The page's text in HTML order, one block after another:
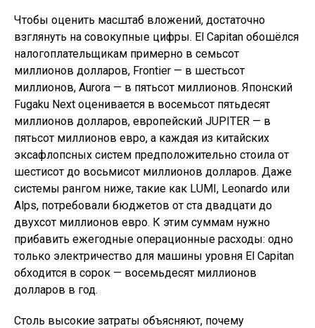
Чтобы оценить масштаб вложений, достаточно
взглянуть на совокупные цифры. El Capitan обошёлся
налогоплательщикам примерно в семьсот
миллионов долларов, Frontier — в шестьсот
миллионов, Aurora — в пятьсот миллионов. Японский
Fugaku Next оценивается в восемьсот пятьдесят
миллионов долларов, европейский JUPITER — в
пятьсот миллионов евро, а каждая из китайских
эксафлопсных систем предположительно стоила от
шестисот до восьмисот миллионов долларов. Даже
системы рангом ниже, такие как LUMI, Leonardo или
Alps, потребовали бюджетов от ста двадцати до
двухсот миллионов евро. К этим суммам нужно
прибавить ежегодные операционные расходы: одно
только электричество для машины уровня El Capitan
обходится в сорок — восемьдесят миллионов
долларов в год.
Столь высокие затраты объясняют, почему